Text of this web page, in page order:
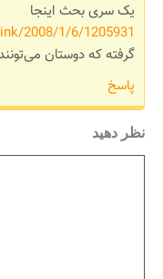
یک سری بحث اینجا
2008/1/6/1205931
گرفته که دوستان
پاسخ
نظر دهید